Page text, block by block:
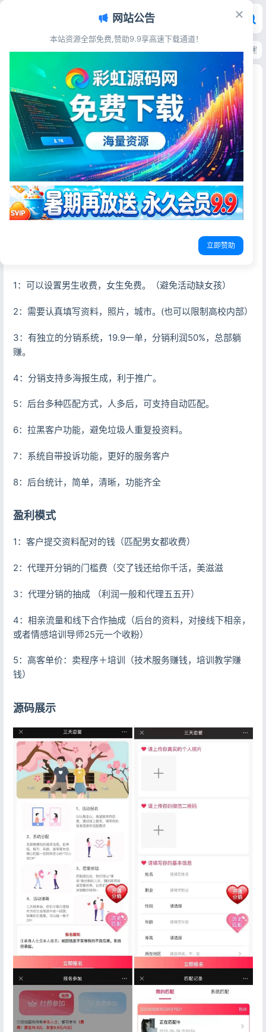
首页>源码资源>交友直播>全新三天情侣系统H5源码 自动匹配脱单交友程
全新三天情侣系统H5源码 自动匹配脱单交友程序
附完整搭建教程
彩虹源码网
2026-07-08 22阅读
源码简介
全新三天情侣系统源码H5版本 附搭建教程
最新脱离公众号版本，使用短信宝短信登入，支付对接易支
1：可以设置男生收费，女生免费。（避免活动缺女孩）
2：需要认真填写资料，照片，城市。(也可以限制高校内部）
3：有独立的分销系统，19.9一单，分销利润50%，总部躺
赚。
4：分销支持多海报生成，利于推广。
5：后台多种匹配方式，人多后，可支持自动匹配。
6：拉黑客户功能，避免垃圾人重复投资料。
7：系统自带投诉功能，更好的服务客户
8：后台统计，简单，清晰，功能齐全
盈利模式
1：客户提交资料配对的钱（匹配男女都收费）
2：代理开分销的门槛费（交了钱还给你千活，美滋滋
3：代理分销的抽成 （利润一般和代理五五开）
4：相亲流量和线下合作抽成（后台的资料，对接线下相亲，
或者情感培训导师25元一个收粉）
5：高客单价：卖程序＋培训（技术服务赚钱，培训教学赚
钱）
源码展示
网站公告
本站资源全部免费,赞助9.9享高速下载通道！
立即赞助